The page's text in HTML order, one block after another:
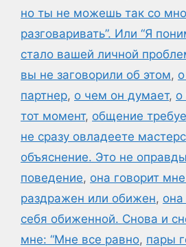
но ты не можешь так со
разговаривать”. Или “Я
стало вашей личной
вы не заговорили об этом,
партнер, о чем он думает, о
тот момент, общение
не сразу овладеете
объяснение. Это не
поведение, она говорит
раздражен или обижен, она
себя обиженной. Снова и
мне: “Мне все равно, пары